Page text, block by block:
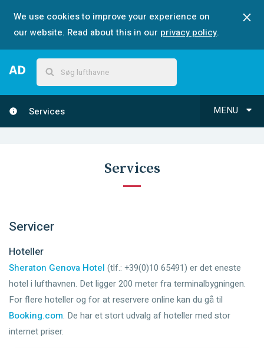
We use cookies to improve your experience on
our website. Read about this in our privacy policy.
MENU
Services
Services
Servicer
Hoteller
Sheraton Genova Hotel (tlf.: +39(0)10 65491) er det eneste
hotel i lufthavnen. Det ligger 200 meter fra terminalbygningen.
For flere hoteller og for at reservere online kan du gå til
Booking.com. De har et stort udvalg af hoteller med stor
internet priser.